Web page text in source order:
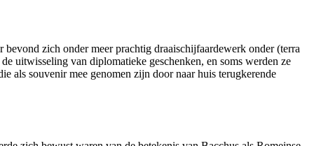
zich onder meer prachtig draaischijfaardewerk onder (terra
uitwisseling van diplomatieke geschenken, en soms werden ze
als souvenir mee genomen zijn door naar huis terugkerende